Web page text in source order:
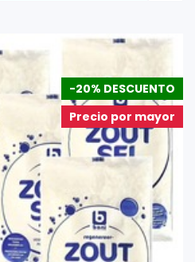
-20% DESCUENTO
Precio por mayor